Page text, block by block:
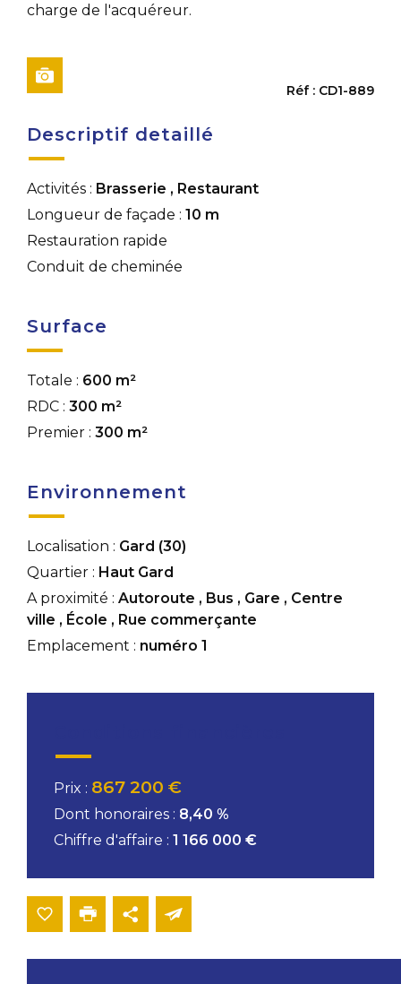
charge de l'acquéreur.
Réf : CD1-889
Descriptif detaillé
Activités : Brasserie , Restaurant
Longueur de façade : 10 m
Restauration rapide
Conduit de cheminée
Surface
Totale : 600 m²
RDC : 300 m²
Premier : 300 m²
Environnement
Localisation : Gard (30)
Quartier : Haut Gard
A proximité : Autoroute , Bus , Gare , Centre
ville , École , Rue commerçante
Emplacement : numéro 1
Prix : 867 200 €
Dont honoraires : 8,40 %
Chiffre d'affaire : 1 166 000 €